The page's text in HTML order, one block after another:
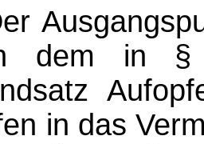
dem in §
in das